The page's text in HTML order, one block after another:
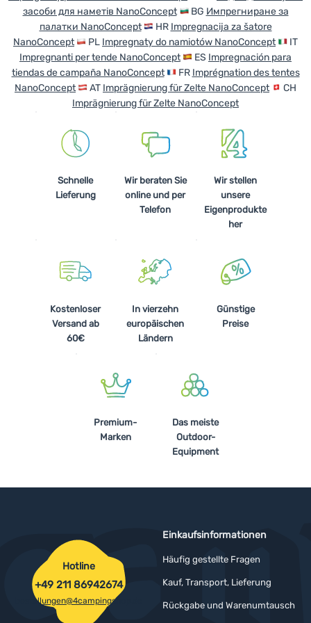
Kochen
Klettern
Ultraleichte
Ausrüstung
Anmelden /
засоби для наметів NanoConcept
BG Импрегниране за
палатки NanoConcept
HR Impregnacija za šatore
NanoConcept
PL Impregnaty do namiotów NanoConcept
IT
Impregnanti per tende NanoConcept
ES Impregnación para
tiendas de campaña NanoConcept
FR Imprégnation des tentes
NanoConcept
AT Imprägnierung für Zelte NanoConcept
CH
Imprägnierung für Zelte NanoConcept
Schnelle
Lieferung
Wir beraten Sie
online und per
Telefon
Wir stellen
unsere
Eigenprodukte
her
Kostenloser
Versand ab
60€
In vierzehn
europäischen
Ländern
Günstige
Preise
Premium-
Marken
Das meiste
Outdoor-
Equipment
Einkaufsinformationen
Häufig gestellte Fragen
Kauf, Transport, Lieferung
Rückgabe und Warenumtausch
Hotline
+49 211 86942674
bestellungen@4campingshop.de